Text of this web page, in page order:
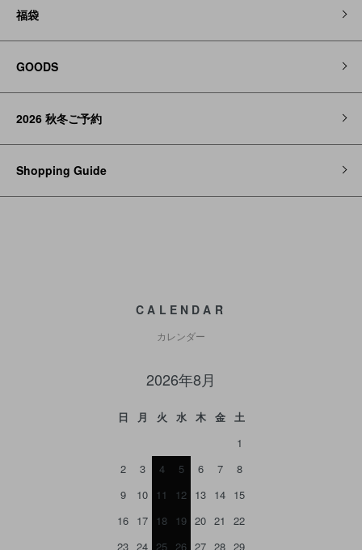
福袋
GOODS
2026 秋冬ご予約
Shopping Guide
CALENDAR
カレンダー
2026年8月
日 月 火 水 木 金
土
1
2
3 4 5 6 7
8
9
10 11 12 13 14 15
16 17 18 19 20 21
22
23 24 25 26 27 28 29